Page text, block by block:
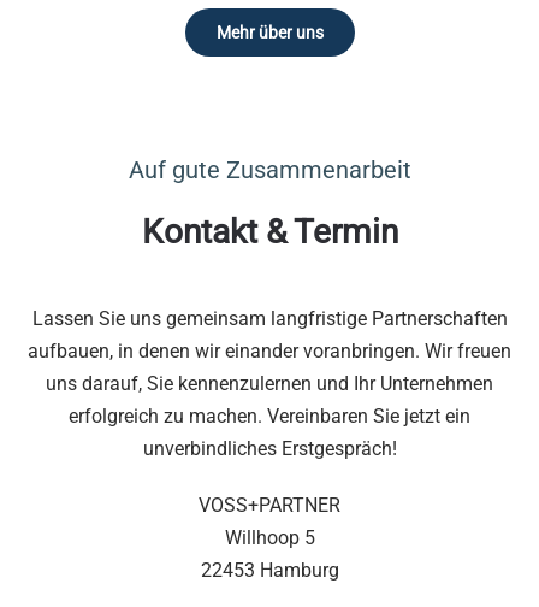
Mehr über uns
Auf gute Zusammenarbeit
Kontakt & Termin
Lassen Sie uns gemeinsam langfristige Partnerschaften
aufbauen, in denen wir einander voranbringen. Wir freuen
uns darauf, Sie kennenzulernen und Ihr Unternehmen
erfolgreich zu machen. Vereinbaren Sie jetzt ein
unverbindliches Erstgespräch!
VOSS+PARTNER
Willhoop 5
22453 Hamburg